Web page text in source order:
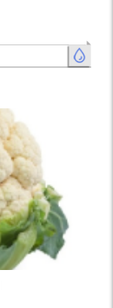
FRESCO